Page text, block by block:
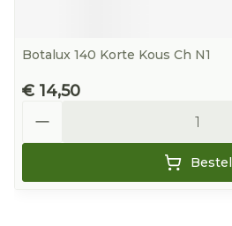
Botalux 140 Korte Kous Ch N1
€ 14,50
Bestel